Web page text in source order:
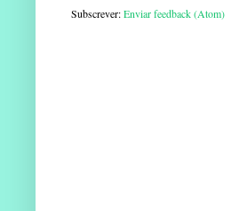
Subscrever:Enviar feedback (Atom)